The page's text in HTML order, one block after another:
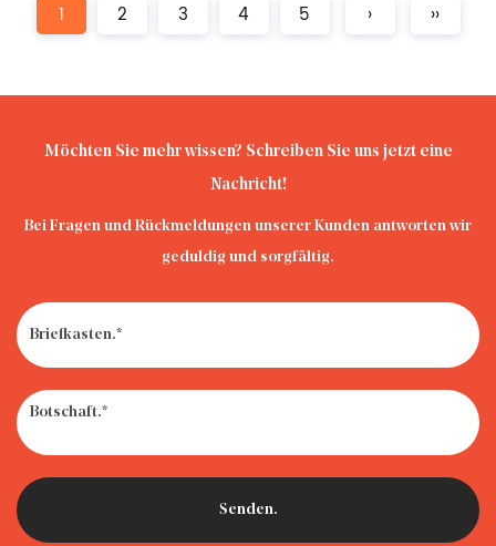
1 2 3 4 5 › ››
Möchten Sie mehr wissen? Schreiben Sie uns jetzt eine
Nachricht!
Bei Fragen und Rückmeldungen unserer Kunden antworten wir
geduldig und sorgfältig.